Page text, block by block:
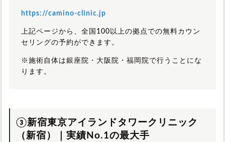
https://camino-clinic.jp
上記ページから、全国100以上の拠点での無料カウン
セリングの予約ができます。
※施術自体は銀座院・大阪院・福岡院で行うことにな
ります。
③新宿東京アイランドタワークリニック
（新宿）｜実績No.1の最大手